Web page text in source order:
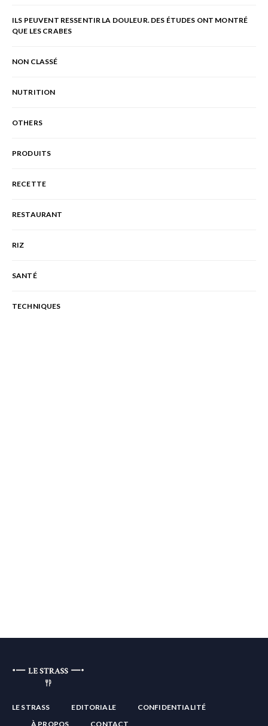
ILS PEUVENT RESSENTIR LA DOULEUR. DES ÉTUDES ONT MONTRÉ
QUE LES CRABES
NON CLASSÉ
NUTRITION
OTHERS
PRODUITS
RECETTE
RESTAURANT
RIZ
SANTÉ
TECHNIQUES
LE STRASS EDITORIALE
CONFIDENTIALITÉ
À PROPOS
CONTACT